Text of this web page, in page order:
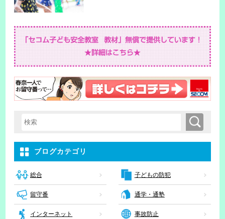
検索キーワード入力 検索
ブログカテゴリ
総合 子どもの防犯
留守番 通学・通塾
インターネット 事故防止